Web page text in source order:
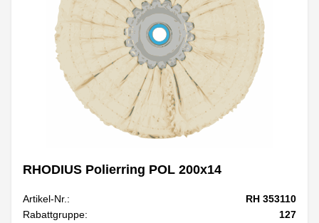
RHODIUS Polierring POL 200x14
Artikel-Nr.:
RH 353110
Rabattgruppe:
127